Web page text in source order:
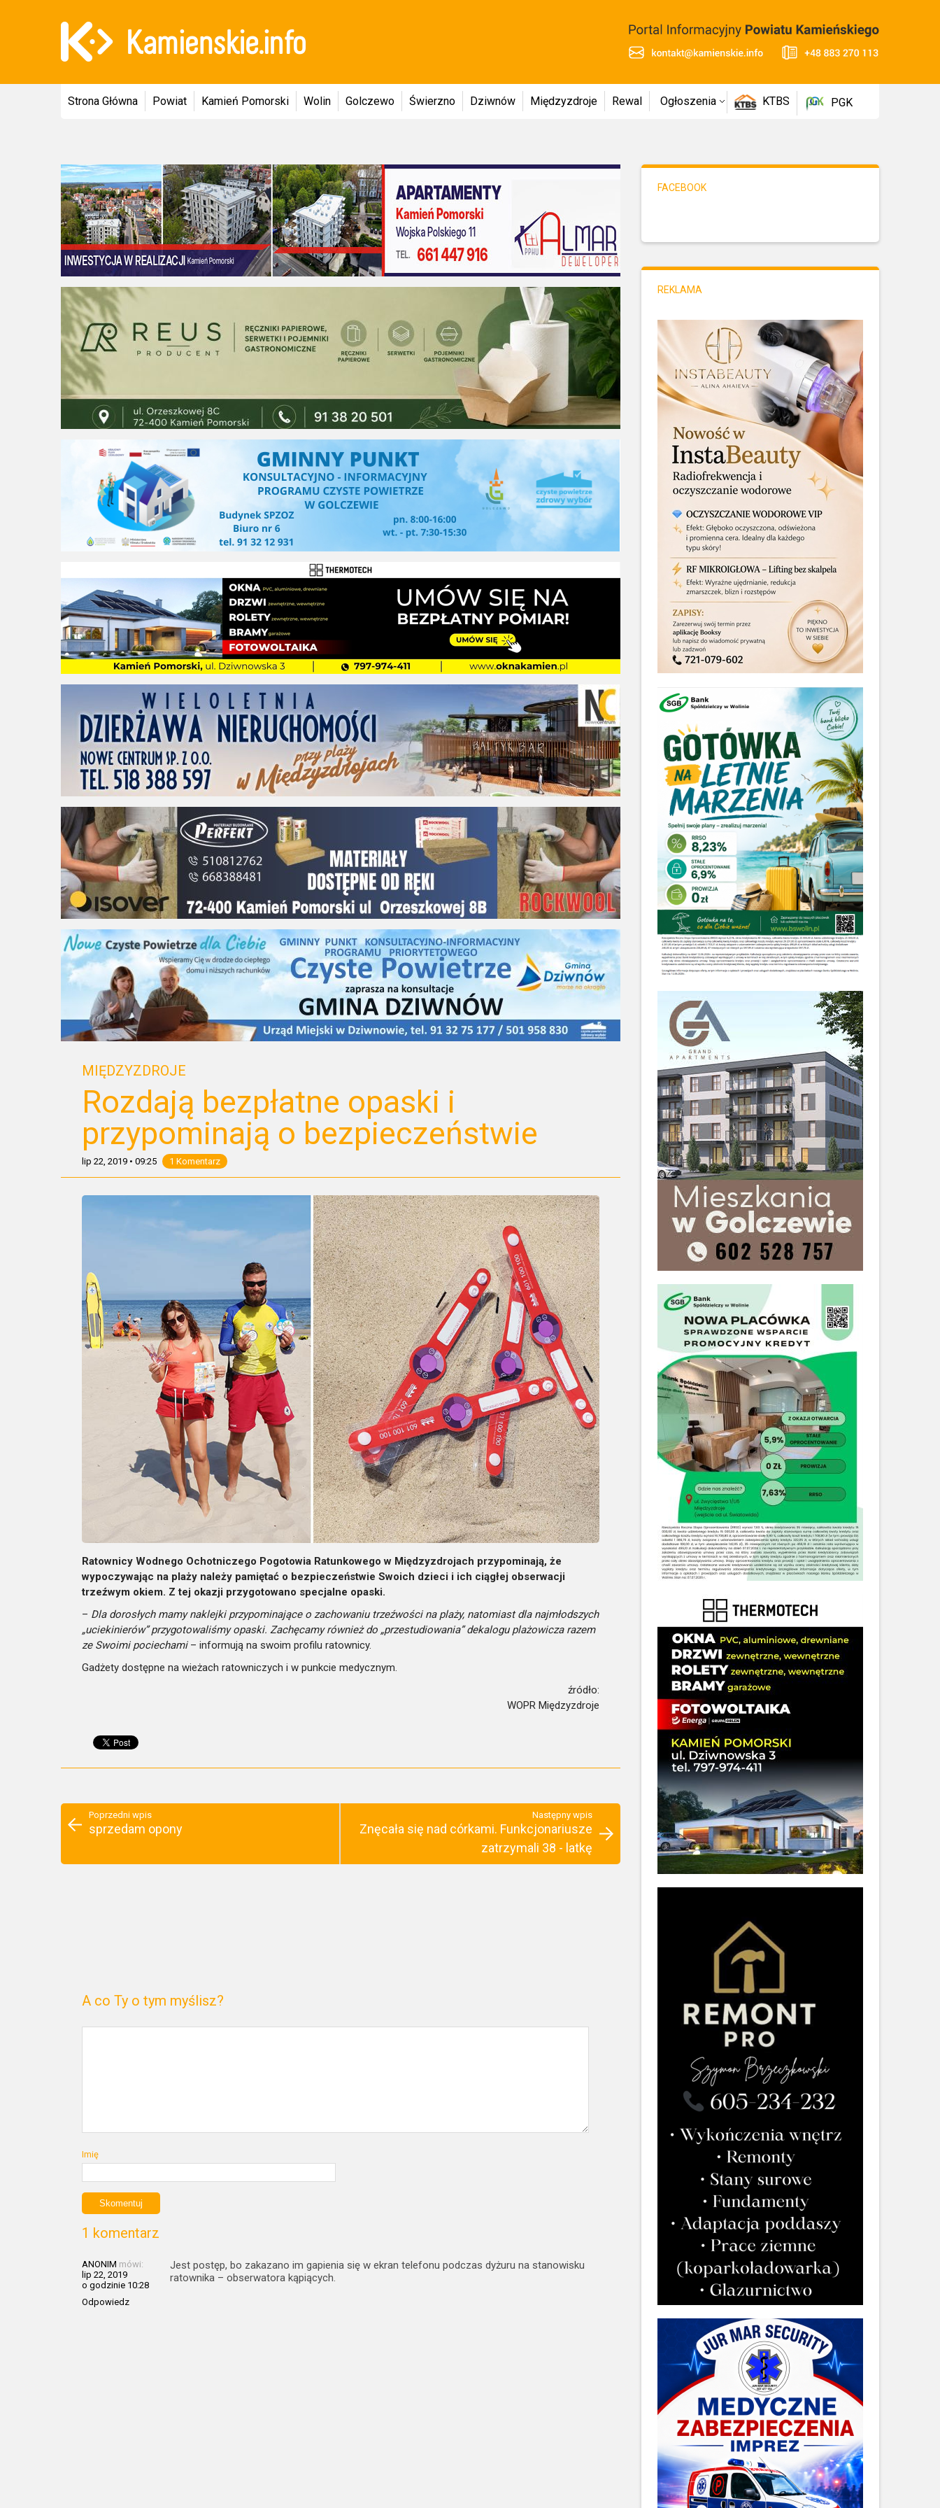
Strona Główna Powiat Kamień Pomorski Wolin Golczewo Świerzno Dziwnów Międzyzdroje Rewal Ogłoszenia KTBS PGK
MIĘDZYZDROJE
Rozdają bezpłatne opaski i
przypominają o bezpieczeństwie
lip 22, 2019 • 09:25 1 Komentarz
Ratownicy Wodnego Ochotniczego Pogotowia Ratunkowego w Międzyzdrojach przypominają, że
wypoczywając na plaży należy pamiętać o bezpieczeństwie Swoich dzieci i ich ciągłej obserwacji
trzeźwym okiem. Z tej okazji przygotowano specjalne opaski.
– Dla dorosłych mamy naklejki przypominające o zachowaniu trzeźwości na plaży, natomiast dla najmłodszych
„uciekinierów” przygotowaliśmy opaski. Zachęcamy również do „przestudiowania” dekalogu plażowicza razem
ze Swoimi pociechami– informują na swoim profilu ratownicy.
Gadżety dostępne na wieżach ratowniczych i w punkcie medycznym.
źródło:
WOPR Międzyzdroje
Poprzedni wpis
sprzedam opony
Następny wpis
Znęcała się nad córkami. Funkcjonariusze
zatrzymali 38 - latkę
A co Ty o tym myślisz?
Imię
1 komentarz
ANONIM mówi:
lip 22, 2019
o godzinie 10:28
Odpowiedz
Jest postęp, bo zakazano im gapienia się w ekran telefonu podczas dyżuru na stanowisku
ratownika – obserwatora kąpiących.
FACEBOOK
REKLAMA